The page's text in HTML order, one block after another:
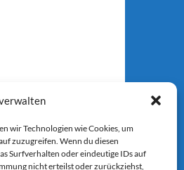
wir Technologien wie Cookies, um
zuzugreifen. Wenn du diesen
Surfverhalten oder eindeutige IDs auf
nicht erteilst oder zurückziehst,